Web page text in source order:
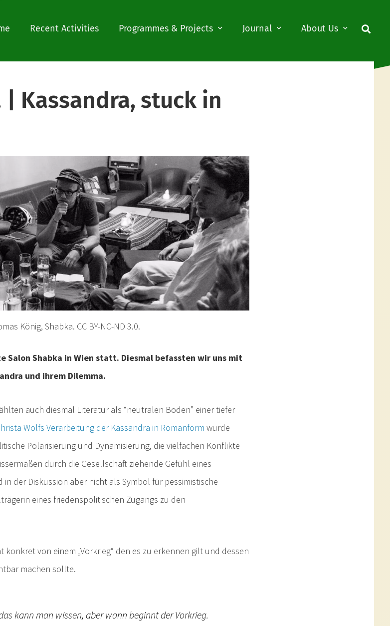
Recent Activities Programmes & Projects Journal About Us
| Kassandra, stuck in
König, Shabka. CC BY-NC-ND 3.0.
Salon Shabka in Wien statt. Diesmal befassten wir uns mit
und ihrem Dilemma.
auch diesmal Literatur als “neutralen Boden” einer tiefer
Wolfs Verarbeitung der Kassandra in Romanform wurde
Polarisierung und Dynamisierung, die vielfachen Konflikte
durch die Gesellschaft ziehende Gefühl eines
der Diskussion aber nicht als Symbol für pessimistische
eines friedenspolitischen Zugangs zu den
konkret von einem „Vorkrieg“ den es zu erkennen gilt und dessen
machen sollte.
kann man wissen, aber wann beginnt der Vorkrieg.